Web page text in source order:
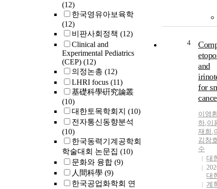
(12)
한국영유아보육학
(12)
비판사회정책 (12)
Clinical and
Experimental Pediatrics
(CEP) (12)
의정논총 (12)
LHRI focus (11)
基礎科學硏究論叢
(10)
대한토목학회지 (10)
전자통신동향분석
(10)
한국동력기계공학회
학술대회 논문집 (10)
문화와 융합 (9)
人間科學 (9)
한국공업화학회 연
4
and
for
이영
하,이
재희 ,
김창
수
대
대
계